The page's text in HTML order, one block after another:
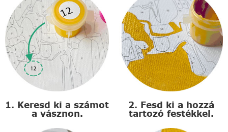
1. Keresd ki a számot
a vásznon.
2. Fesd ki a hozzá
tartozó festékkel.